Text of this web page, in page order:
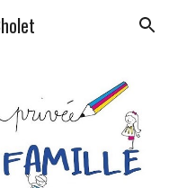
Skip to navigation